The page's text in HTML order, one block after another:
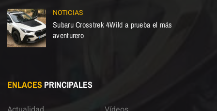
NOTICIAS
Subaru Crosstrek 4Wild a prueba el más
aventurero
ENLACES PRINCIPALES